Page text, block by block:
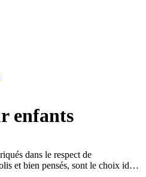
enfants
dans le respect de
et bien pensés, sont le choix idéal